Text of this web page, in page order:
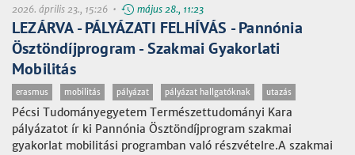
2026. április 23., 15:26 • május 28., 11:23
LEZÁRVA - PÁLYÁZATI FELHÍVÁS - Pannónia
Ösztöndíjprogram - Szakmai Gyakorlati
Mobilitás
erasmus mobilitás pályázat pályázat hallgatóknak utazás
Pécsi Tudományegyetem Természettudományi Kara
pályázatot ír ki Pannónia Ösztöndíjprogram szakmai
gyakorlat mobilitási programban való részvételre.A szakmai